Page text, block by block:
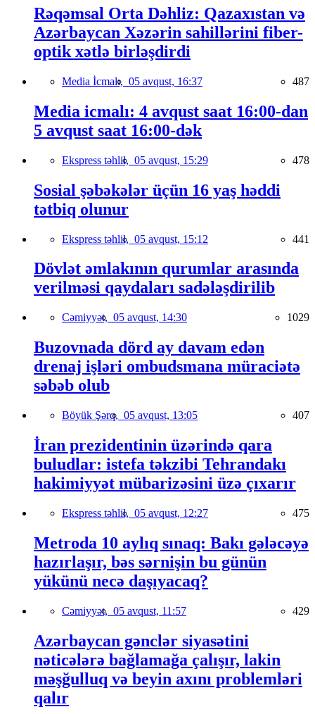
Rəqəmsal Orta Dəhliz: Qazaxıstan və
Azərbaycan Xəzərin sahillərini fiber-
optik xətlə birləşdirdi
Media İcmalı, 05 avqust, 16:37 487
Media icmalı: 4 avqust saat 16:00-dan
5 avqust saat 16:00-dək
Ekspress təhlil, 05 avqust, 15:29 478
Sosial şəbəkələr üçün 16 yaş həddi
tətbiq olunur
Ekspress təhlil, 05 avqust, 15:12 441
Dövlət əmlakının qurumlar arasında
verilməsi qaydaları sadələşdirilib
Cəmiyyət, 05 avqust, 14:30 1029
Buzovnada dörd ay davam edən
drenaj işləri ombudsmana müraciətə
səbəb olub
Böyük Şərq, 05 avqust, 13:05 407
İran prezidentinin üzərində qara
buludlar: istefa təkzibi Tehrandakı
hakimiyyət mübarizəsini üzə çıxarır
Ekspress təhlil, 05 avqust, 12:27 475
Metroda 10 aylıq sınaq: Bakı gələcəyə
hazırlaşır, bəs sərnişin bu günün
yükünü necə daşıyacaq?
Cəmiyyət, 05 avqust, 11:57 429
Azərbaycan gənclər siyasətini
nəticələrə bağlamağa çalışır, lakin
məşğulluq və beyin axını problemləri
qalır